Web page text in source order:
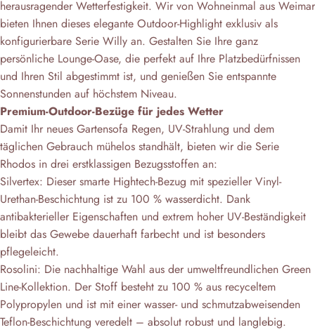
herausragender Wetterfestigkeit. Wir von Wohneinmal aus Weimar
bieten Ihnen dieses elegante Outdoor-Highlight exklusiv als
konfigurierbare Serie Willy an. Gestalten Sie Ihre ganz
persönliche Lounge-Oase, die perfekt auf Ihre Platzbedürfnissen
und Ihren Stil abgestimmt ist, und genießen Sie entspannte
Sonnenstunden auf höchstem Niveau.
Premium-Outdoor-Bezüge für jedes Wetter
Damit Ihr neues Gartensofa Regen, UV-Strahlung und dem
täglichen Gebrauch mühelos standhält, bieten wir die Serie
Rhodos in drei erstklassigen Bezugsstoffen an:
Silvertex: Dieser smarte Hightech-Bezug mit spezieller Vinyl-
Urethan-Beschichtung ist zu 100 % wasserdicht. Dank
antibakterieller Eigenschaften und extrem hoher UV-Beständigkeit
bleibt das Gewebe dauerhaft farbecht und ist besonders
pflegeleicht.
Rosolini: Die nachhaltige Wahl aus der umweltfreundlichen Green
Line-Kollektion. Der Stoff besteht zu 100 % aus recyceltem
Polypropylen und ist mit einer wasser- und schmutzabweisenden
Teflon-Beschichtung veredelt – absolut robust und langlebig.